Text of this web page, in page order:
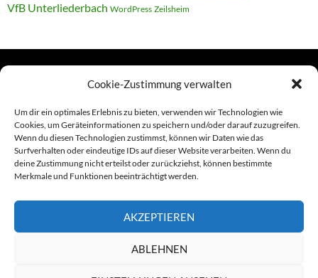
Cookie-Zustimmung verwalten
Um dir ein optimales Erlebnis zu bieten, verwenden wir Technologien wie
Cookies, um Geräteinformationen zu speichern und/oder darauf zuzugreifen.
Wenn du diesen Technologien zustimmst, können wir Daten wie das
Surfverhalten oder eindeutige IDs auf dieser Website verarbeiten. Wenn du
deine Zustimmung nicht erteilst oder zurückziehst, können bestimmte
Merkmale und Funktionen beeinträchtigt werden.
AKZEPTIEREN
ABLEHNEN
VfB Unterliederbach WordPress Zeilsheim
Links
Amiga (alt in Seite)
Amiga-News
Foto-Spaziergänge (Mainzauber)